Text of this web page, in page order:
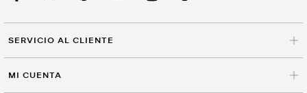
SERVICIO AL CLIENTE
MI CUENTA